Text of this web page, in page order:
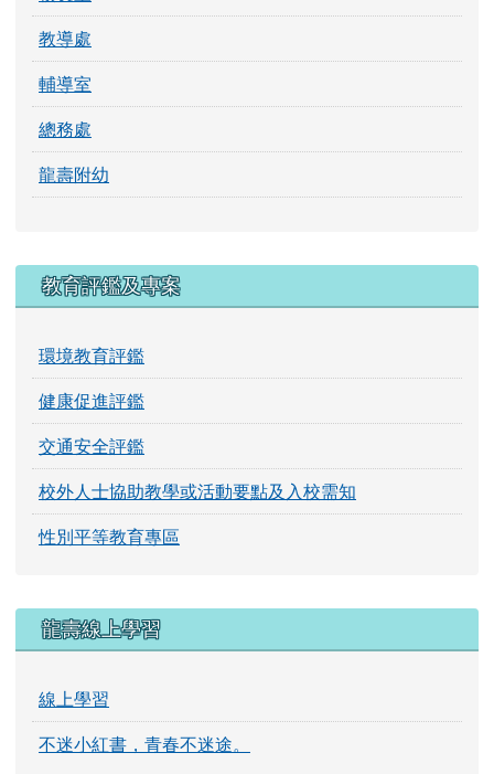
教導處
輔導室
總務處
龍壽附幼
教育評鑑及專案
環境教育評鑑
健康促進評鑑
交通安全評鑑
校外人士協助教學或活動要點及入校需知
性別平等教育專區
龍壽線上學習
線上學習
不迷小紅書，青春不迷途。